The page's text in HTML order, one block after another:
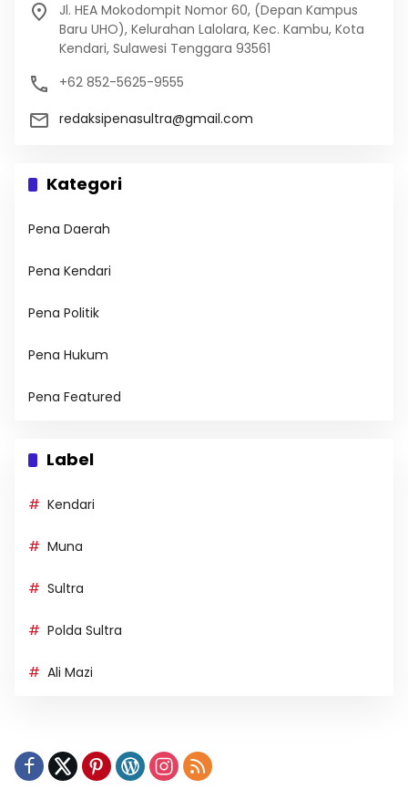
Jl. HEA Mokodompit Nomor 60, (Depan Kampus
Baru UHO), Kelurahan Lalolara, Kec. Kambu, Kota
Kendari, Sulawesi Tenggara 93561
+62 852-5625-9555
redaksipenasultra@gmail.com
Kategori
Pena Daerah
Pena Kendari
Pena Politik
Pena Hukum
Pena Featured
Label
Kendari
Muna
Sultra
Polda Sultra
Ali Mazi